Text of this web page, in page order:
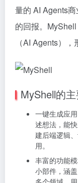
量的 AI Agents
的回报。
（AI Agents）
MyShell的
一键生成应
述想法，能
建后端逻辑
用。
丰富的功能
小部件，涵